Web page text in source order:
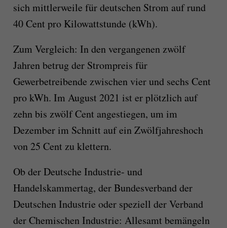
sich mittlerweile für deutschen Strom auf rund
40 Cent pro Kilowattstunde (kWh).
Zum Vergleich: In den vergangenen zwölf
Jahren betrug der Strompreis für
Gewerbetreibende zwischen vier und sechs Cent
pro kWh. Im August 2021 ist er plötzlich auf
zehn bis zwölf Cent angestiegen, um im
Dezember im Schnitt auf ein Zwölfjahreshoch
von 25 Cent zu klettern.
Ob der Deutsche Industrie- und
Handelskammertag, der Bundesverband der
Deutschen Industrie oder speziell der Verband
der Chemischen Industrie: Allesamt bemängeln